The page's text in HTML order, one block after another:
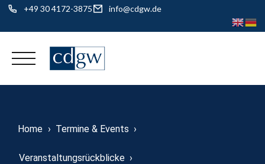
+49 30 4172-3875 info@cdgw.de
Skip
Home › Termine & Events ›
Veranstaltungsrückblicke ›